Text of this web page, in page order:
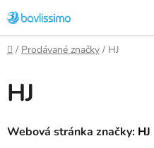
na
obsah
Domů
/ Prodávané značky / HJ
HJ
Webová stránka značky: HJ